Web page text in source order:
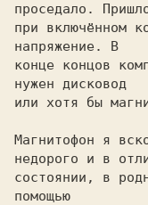
проседало.
при включённом
напряжение. В
конце концов
нужен дисковод
или хотя бы
Магнитофон я
недорого и в
состоянии, в
помощью